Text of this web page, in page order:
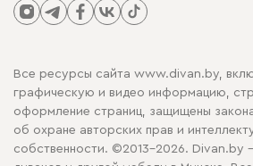
Все ресурсы сайта www.divan.by,
графическую и видео информацию,
оформление страниц, защищены
об охране авторских прав и
собственности. ©2013-2026. Divan.by